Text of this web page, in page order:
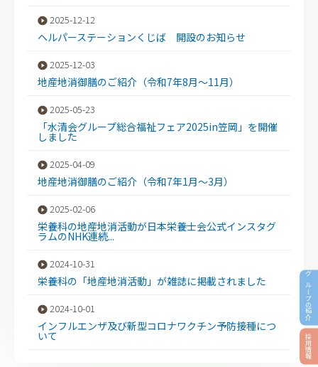
グループの紹介
採用情報
2025-12-12
ヘルパーステーションくじば 開設のお知らせ
2025-12-03
地産地消御膳のご紹介（令和7年8月～11月）
2025-05-23
「水清会グループ総合福祉フェア2025in笠岡」を開催
しました
2025-04-09
地産地消御膳のご紹介（令和7年1月～3月）
2025-02-06
栄養科の地産地消活動が日本栄養士会公式インスタグ
ラムのNHK連続...
2024-10-31
栄養科の「地産地消活動」が雑誌に掲載されました
2024-10-01
インフルエンザ及び新型コロナワクチン予防接種につ
いて